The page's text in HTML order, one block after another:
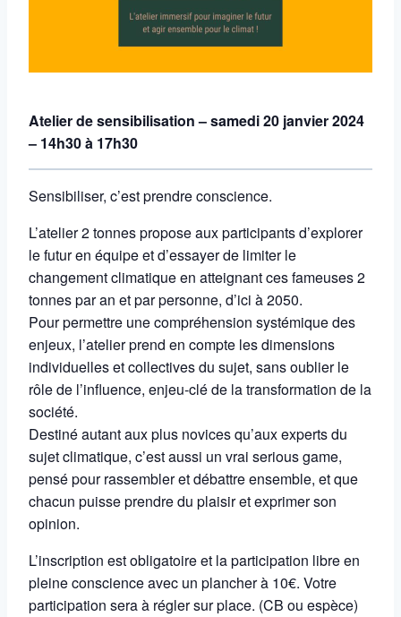
Atelier de sensibilisation – samedi 20 janvier 2024
– 14h30 à 17h30
Sensibiliser, c’est prendre conscience.
L’atelier 2 tonnes propose aux participantsd’explorer
le futur en équipeet d’essayer de limiter le
changement climatique en atteignant ces fameuses 2
tonnes par an et par personne, d’ici à 2050.
Pour permettre une compréhension systémique des
enjeux, l’atelier prend en compte les dimensions
individuelles et collectivesdu sujet, sans oublier le
rôle de l’influence, enjeu-clé de la transformation de la
société.
Destiné autant aux plus novices qu’aux experts du
sujet climatique, c’est aussi un vrai serious game,
pensé pour rassembler etdébattre ensemble, et que
chacun puisse prendre du plaisir et exprimer son
opinion.
L’inscription est obligatoire et la participation libre en
pleine conscience avec un plancher à 10€. Votre
participation sera à régler sur place. (CB ou espèce)